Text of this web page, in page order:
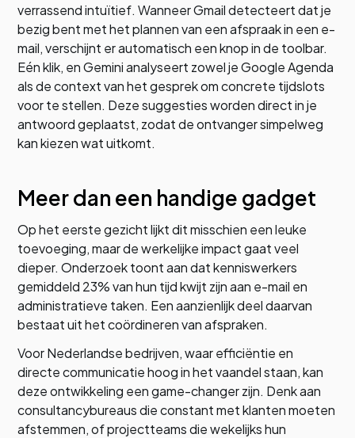
verrassend intuïtief. Wanneer Gmail detecteert dat je
bezig bent met het plannen van een afspraak in een e-
mail, verschijnt er automatisch een knop in de toolbar.
Eén klik, en Gemini analyseert zowel je Google Agenda
als de context van het gesprek om concrete tijdslots
voor te stellen. Deze suggesties worden direct in je
antwoord geplaatst, zodat de ontvanger simpelweg
kan kiezen wat uitkomt.
Meer dan een handige gadget
Op het eerste gezicht lijkt dit misschien een leuke
toevoeging, maar de werkelijke impact gaat veel
dieper. Onderzoek toont aan dat kenniswerkers
gemiddeld 23% van hun tijd kwijt zijn aan e-mail en
administratieve taken. Een aanzienlijk deel daarvan
bestaat uit het coördineren van afspraken.
Voor Nederlandse bedrijven, waar efficiëntie en
directe communicatie hoog in het vaandel staan, kan
deze ontwikkeling een game-changer zijn. Denk aan
consultancybureaus die constant met klanten moeten
afstemmen, of projectteams die wekelijks hun